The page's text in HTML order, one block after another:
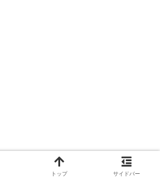
トップ サイドバー